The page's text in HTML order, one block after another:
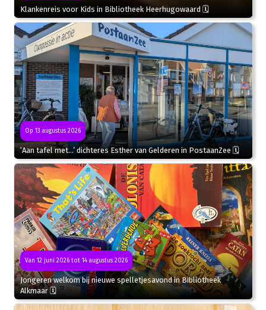
Klankenreis voor Kids in Bibliotheek Heerhugowaard 🗓
Op 13 augustus 2026
‘Aan tafel met…’ dichteres Esther van Gelderen in PostaanZee 🗓
Van 12 juni 2026 tot 14 augustus 2026
Jongeren welkom bij nieuwe spelletjesavond in Bibliotheek
Alkmaar 🗓